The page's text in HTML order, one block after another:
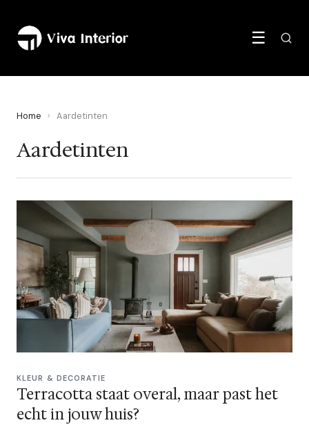
☰
Home › Aardetinten
Aardetinten
KLEUR & DECORATIE
Terracotta staat overal, maar past het
echt in jouw huis?